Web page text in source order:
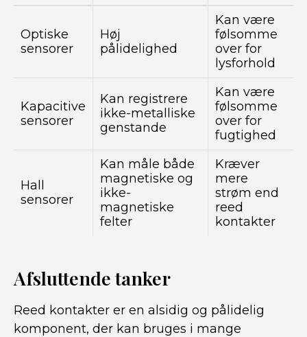
Optiske
sensorer
Høj
pålidelighed
Kan være
følsomme
over for
lysforhold
Kapacitive
sensorer
Kan registrere
ikke-metalliske
genstande
Kan være
følsomme
over for
fugtighed
Hall
sensorer
Kan måle både
magnetiske og
ikke-
magnetiske
felter
Kræver
mere
strøm end
reed
kontakter
Afsluttende tanker
Reed kontakter er en alsidig og pålidelig
komponent, der kan bruges i mange